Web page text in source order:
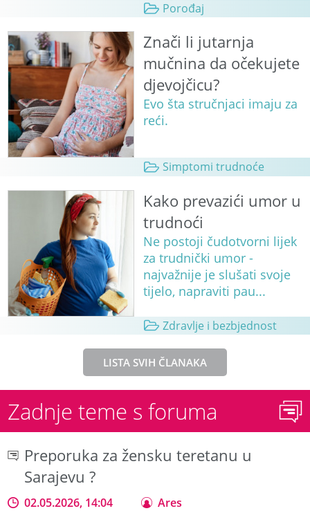
Porođaj
Znači li jutarnja
mučnina da očekujete
djevojčicu?
Evo šta stručnjaci imaju za
reći.
Simptomi trudnoće
Kako prevazići umor u
trudnoći
Ne postoji čudotvorni lijek
za trudnički umor -
najvažnije je slušati svoje
tijelo, napraviti pau...
Zdravlje i bezbjednost
LISTA SVIH ČLANAKA
Zadnje teme s foruma
Preporuka za žensku teretanu u
Sarajevu ?
02.05.2026, 14:04 Ares